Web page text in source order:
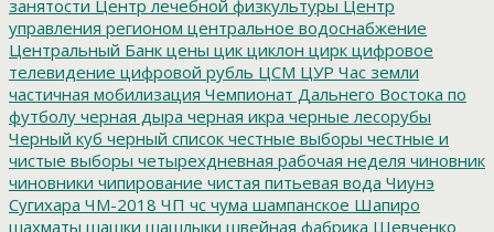
занятости Центр лечебной физкультуры Центр
управления регионом центральное водоснабжение
Центральный Банк цены цик циклон цирк цифровое
телевидение цифровой рубль ЦСМ ЦУР Час земли
частичная мобилизация Чемпионат Дальнего Востока по
футболу черная дыра черная икра черные лесорубы
Черный куб черный список честные выборы честные и
чистые выборы четырехдневная рабочая неделя чиновник
чиновники чипирование чистая питьевая вода Чиунэ
Сугихара ЧМ-2018 ЧП чс чума шампанское Шапиро
шахматы шашки шашлыки швейная фабрика Шевченко